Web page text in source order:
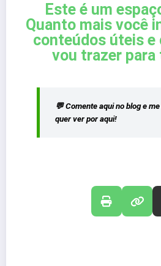
Este é um
Quanto mais você
conteúdos úteis e
vou trazer para
💬 Comente aqui no blog e
quer ver por aqui!